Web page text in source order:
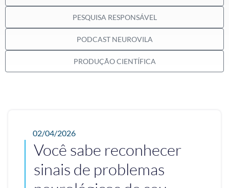
PESQUISA RESPONSÁVEL
PODCAST NEUROVILA
PRODUÇÃO CIENTÍFICA
02/04/2026
Você sabe reconhecer
sinais de problemas